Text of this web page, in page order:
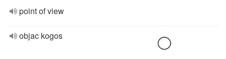
point of view
objac kogos